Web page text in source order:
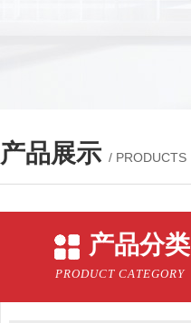
产品展示 / PRODUCTS
产品分类
PRODUCT CATEGORY